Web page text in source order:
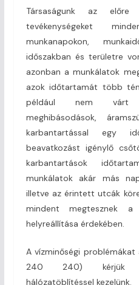
Társaságunk az előre
tevékenységeket
munkanapokon,
időszakban és területre
azonban a munkálatok
azok időtartamát több
például nem várt
meghibásodások,
karbantartással egy
beavatkozást igénylő
karbantartások
munkálatok akár más
illetve az érintett utcák
mindent megtesznek a
helyreállítása érdekében.
A vízminőségi
240 240) kérjük
hálózatöblítéssel kezelünk.